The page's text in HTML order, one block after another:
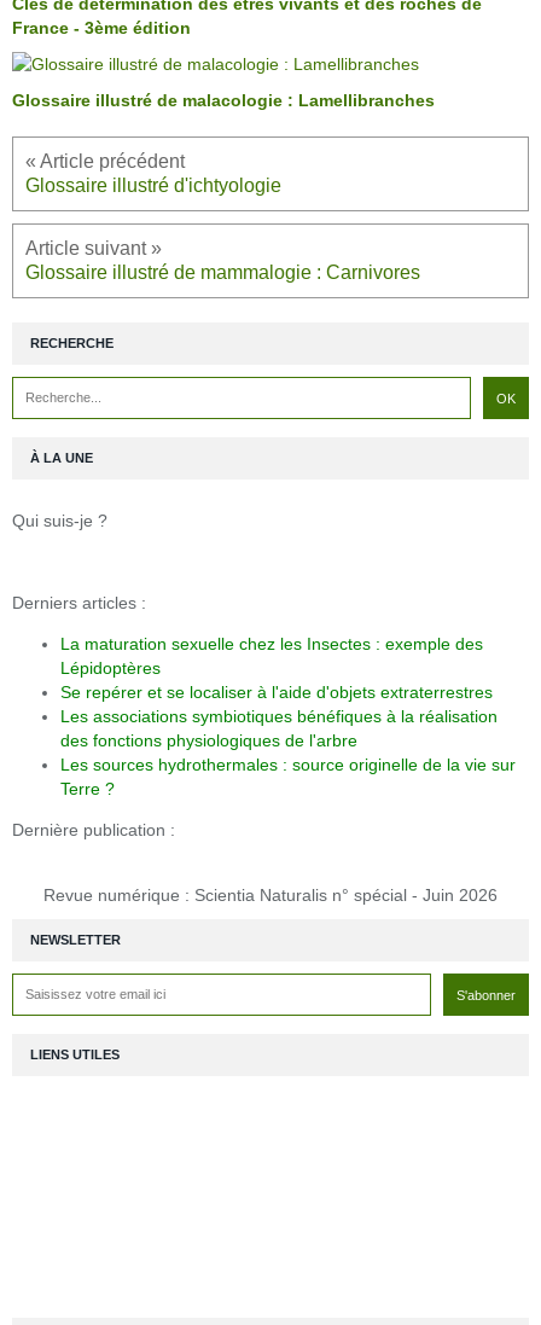
France - 3ème édition
Glossaire illustré de malacologie : Lamellibranches
Glossaire illustré d'ichtyologie
Glossaire illustré de mammalogie : Carnivores
NEWSLETTER
RECHERCHE
À LA UNE
Qui suis-je ?
Derniers articles :
La maturation sexuelle chez les Insectes : exemple des
Lépidoptères
Se repérer et se localiser à l'aide d'objets extraterrestres
Les associations symbiotiques bénéfiques à la réalisation
des fonctions physiologiques de l'arbre
Les sources hydrothermales : source originelle de la vie sur
Terre ?
Dernière publication :
Revue numérique : Scientia Naturalis n° spécial - Juin 2026
LIENS UTILES